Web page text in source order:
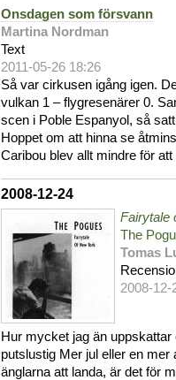
Onsdagen som försvann
Martina Nordman
Text
2011-05-26 18:26
Så var cirkusen igång igen.
vulkan 1 – flygresenärer 0.
scen i Poble Espanyol, så
Hoppet om att hinna se
Caribou blev allt mindre för
2008-12-24
Fairytale
The
Tomas
2008-12-
Hur mycket jag än
putslustig Mer jul eller en
änglarna att landa, är det för